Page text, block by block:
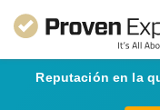
Reputación en la